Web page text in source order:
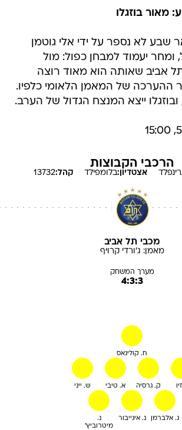
מאור בוזגלו
שבע לא נספר על ידי אלי גוטמן
יעמוד למבחן כפול: מול
אביב שאותה הוא מאוד רוצה
ההערכה של המאמן הלאומי כלפיו.
ייצא המנצח הגדול של הערב.
הרכבי הקבוצות
אצטדיון:בלומפילד קהל:13732
מכבי תל אביב
מאמן: ג'ורדי קרויף
מערך המשחק
4:3:3
ח. קולינאס
ש. ייני א. טיבי ק. גרסיה
נ.
מיטרוביץ'
נ. איגייבור ג. אלברמן